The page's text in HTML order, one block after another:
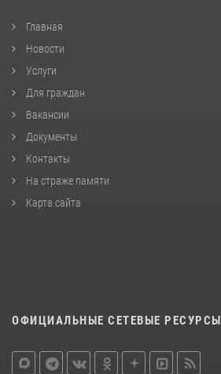
Главная
Новости
Услуги
Для граждан
Вакансии
Документы
Контакты
На страже памяти
Карта сайта
ОФИЦИАЛЬНЫЕ СЕТЕВЫЕ РЕСУРСЫ